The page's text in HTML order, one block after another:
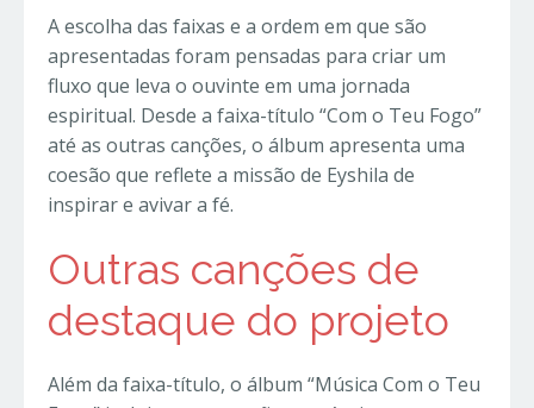
A escolha das faixas e a ordem em que são
apresentadas foram pensadas para criar um
fluxo que leva o ouvinte em uma jornada
espiritual. Desde a faixa-título “Com o Teu Fogo”
até as outras canções, o álbum apresenta uma
coesão que reflete a missão de Eyshila de
inspirar e avivar a fé.
Outras canções de
destaque do projeto
Além da faixa-título, o álbum “Música Com o Teu